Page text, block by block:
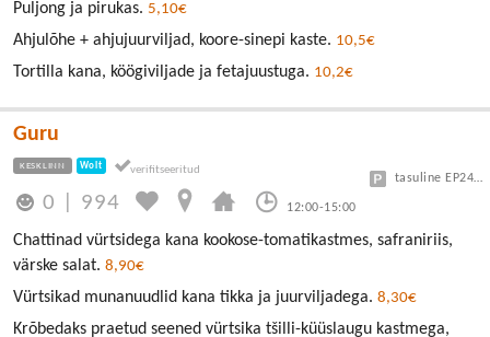
Puljong ja pirukas. 5,10€
Ahjulõhe + ahjujuurviljad, koore-sinepi kaste. 10,5€
Tortilla kana, köögiviljade ja fetajuustuga. 10,2€
Guru
KESKLINN Wolt
0 994 12:00-15:00
tasuline EP24 või Vanalinn
Chattinad vürtsidega kana kookose-tomatikastmes, safraniriis,
värske salat. 8,90€
Vürtsikad munanuudlid kana tikka ja juurviljadega. 8,30€
Krõbedaks praetud seened vürtsika tšilli-küüslaugu kastmega,